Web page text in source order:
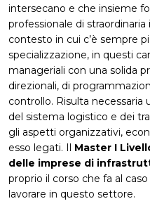
intersecano e che insieme
professionale di
contesto in cui c’è sempre
specializzazione, in questi
manageriali con una solida
direzionali, di
controllo. Risulta
del sistema logistico e dei
gli aspetti organizzativi,
esso legati. Il Master I
delle imprese di
proprio il corso che fa al
lavorare in questo settore.